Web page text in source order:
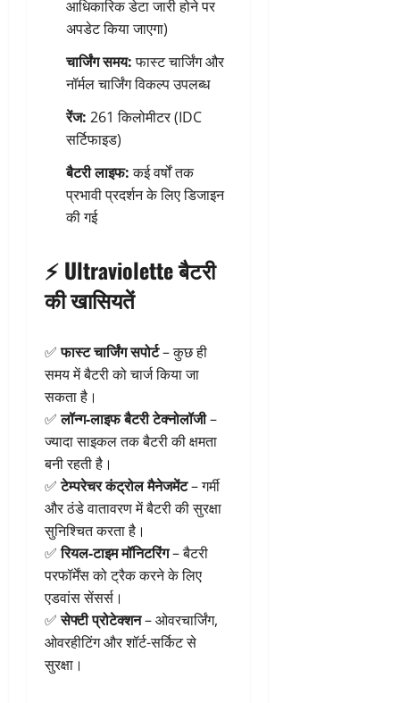
आधिकारिक डेटा जारी होने पर
अपडेट किया जाएगा)
चार्जिंग समय:फास्ट चार्जिंग और
नॉर्मल चार्जिंग विकल्प उपलब्ध
रेंज: 261 किलोमीटर (IDC
सर्टिफाइड)
बैटरी लाइफ:कई वर्षों तक
प्रभावी प्रदर्शन के लिए डिजाइन
की गई
⚡Ultraviolette बैटरी
की खासियतें
✅फास्ट चार्जिंग सपोर्ट– कुछ ही
समय में बैटरी को चार्ज किया जा
सकता है।
✅लॉन्ग-लाइफ बैटरी टेक्नोलॉजी–
ज्यादा साइकल तक बैटरी की क्षमता
बनी रहती है।
✅टेम्परेचर कंट्रोल मैनेजमेंट– गर्मी
और ठंडे वातावरण में बैटरी की सुरक्षा
सुनिश्चित करता है।
✅रियल-टाइम मॉनिटरिंग– बैटरी
परफॉर्मेंस को ट्रैक करने के लिए
एडवांस सेंसर्स।
✅सेफ्टी प्रोटेक्शन– ओवरचार्जिंग,
ओवरहीटिंग और शॉर्ट-सर्किट से
सुरक्षा।